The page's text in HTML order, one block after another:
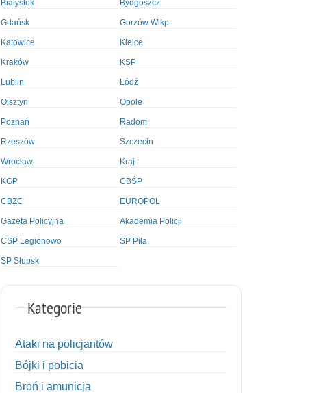
Białystok Bydgoszcz
Gdańsk Gorzów Wlkp.
Katowice Kielce
Kraków KSP
Lublin Łódź
Olsztyn Opole
Poznań Radom
Rzeszów Szczecin
Wrocław Kraj
KGP CBŚP
CBZC EUROPOL
Gazeta Policyjna Akademia Policji
CSP Legionowo SP Piła
SP Słupsk
Kategorie
Ataki na policjantów
Bójki i pobicia
Broń i amunicja